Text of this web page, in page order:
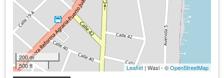
200 m
500 ft
Leaflet | Wasi - ©OpenStreetMap